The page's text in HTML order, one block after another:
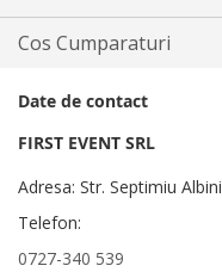
Cos Cumparaturi
Date de contact
FIRST EVENT SRL
Adresa: Str. Septimiu
Telefon:
0727-340 539